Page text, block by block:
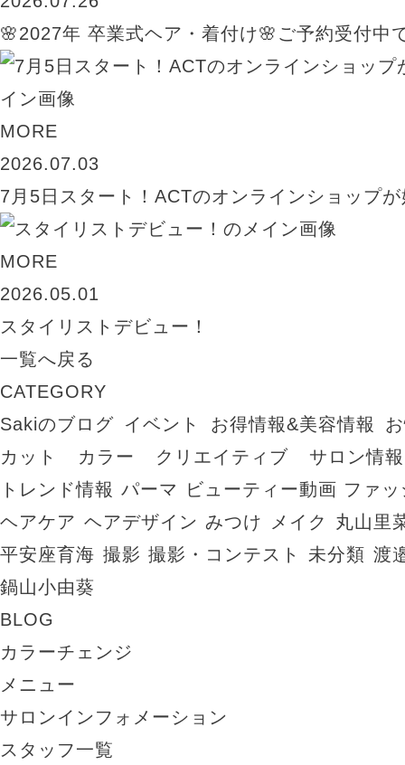
🌸2027年 卒業式ヘア・着付け🌸ご予約受付中
MORE
2026.07.03
7月5日スタート！ACTのオンラインショップ
MORE
2026.05.01
スタイリストデビュー！
一覧へ戻る
CATEGORY
Sakiのブログ イベント お得情報&美容情報
カット
カラー クリエイティブ
サロン情報
トレンド情報 パーマ ビューティー動画 ファ
ヘアケア ヘアデザイン みつけ メイク
丸山里
平安座育海 撮影 撮影・コンテスト 未分類 渡
鍋山小由葵
BLOG
カラーチェンジ
メニュー
サロンインフォメーション
スタッフ一覧